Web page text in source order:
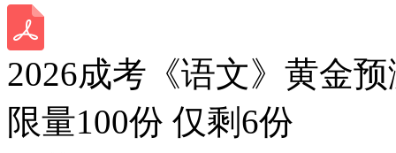
2026成考《语文》黄金
限量100份 仅剩 6份